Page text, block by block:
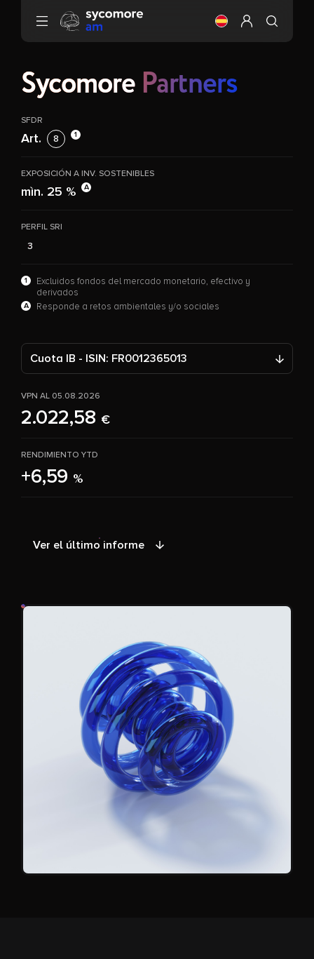
Ir al contenido
Cambia el idioma
Configurar
Sycomore Partners
SFDR
Art. 8 1
EXPOSICIÓN A INV. SOSTENIBLES
mìn. 25 % A
PERFIL SRI
3
1
Excluidos fondos del mercado monetario, efectivo y
derivados
A Responde a retos ambientales y/o sociales
Cuota IB - ISIN: FR0012365013
VPN AL 05.08.2026
2.022,58 €
RENDIMIENTO YTD
+6,59 %
Ver el último informe